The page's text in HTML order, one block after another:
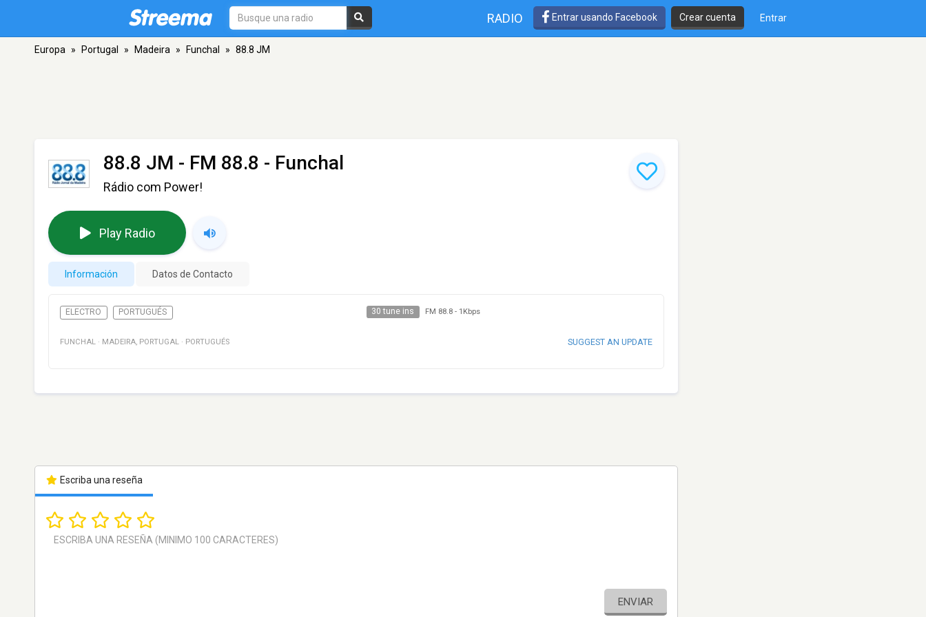
RADIO Entrar usando Facebook Crear cuenta Entrar
Europa » Portugal » Madeira » Funchal » 88.8 JM
88.8 JM - FM 88.8 - Funchal
Rádio com Power!
Play Radio
Información Datos de Contacto
ELECTRO PORTUGUÉS 30 tune ins FM 88.8- 1Kbps
FUNCHAL · MADEIRA, PORTUGAL · PORTUGUÉS SUGGEST AN UPDATE
Escriba una reseña
ENVIAR